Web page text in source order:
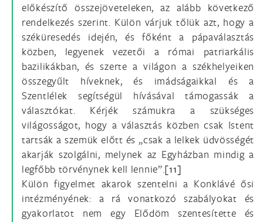
előkészítő összejöveteleken, az alább következő
rendelkezés szerint. Külön várjuk tőlük azt, hogy a
széküresedés idején, és főként a pápaválasztás
közben, legyenek vezetői a római patriarkális
bazilikákban, és szerte a világon a székhelyeiken
összegyűlt híveknek, és imádságaikkal és a
Szentlélek segítségül hívásával támogassák a
választókat. Kérjék számukra a szükséges
világosságot, hogy a választás közben csak Istent
tartsák a szemük előtt és „csak a lelkek üdvösségét
akarják szolgálni, melynek az Egyházban mindig a
legfőbb törvénynek kell lennie”.[11]
Külön figyelmet akarok szentelni a Konklávé ősi
intézményének: a rá vonatkozó szabályokat és
gyakorlatot nem egy Elődöm szentesítette és